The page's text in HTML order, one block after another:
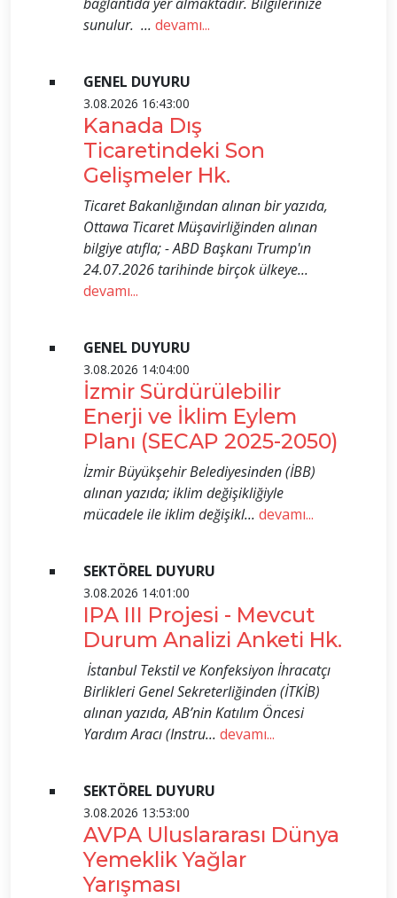
sunulur. ... devamı...
GENEL DUYURU
3.08.2026 16:43:00
Kanada Dış
Ticaretindeki Son
Gelişmeler Hk.
Ticaret Bakanlığından alınan bir yazıda,
Ottawa Ticaret Müşavirliğinden alınan
bilgiye atıfla; - ABD Başkanı Trump'ın
24.07.2026 tarihinde birçok ülkeye...
devamı...
GENEL DUYURU
3.08.2026 14:04:00
İzmir Sürdürülebilir
Enerji ve İklim Eylem
Planı (SECAP 2025-2050)
İzmir Büyükşehir Belediyesinden (İBB)
alınan yazıda; iklim değişikliğiyle
mücadele ile iklim değişikl... devamı...
SEKTÖREL DUYURU
3.08.2026 14:01:00
IPA III Projesi - Mevcut
Durum Analizi Anketi Hk.
İstanbul Tekstil ve Konfeksiyon İhracatçı
Birlikleri Genel Sekreterliğinden (İTKİB)
alınan yazıda, AB’nin Katılım Öncesi
Yardım Aracı (Instru... devamı...
SEKTÖREL DUYURU
3.08.2026 13:53:00
AVPA Uluslararası Dünya
Yemeklik Yağlar
Yarışması